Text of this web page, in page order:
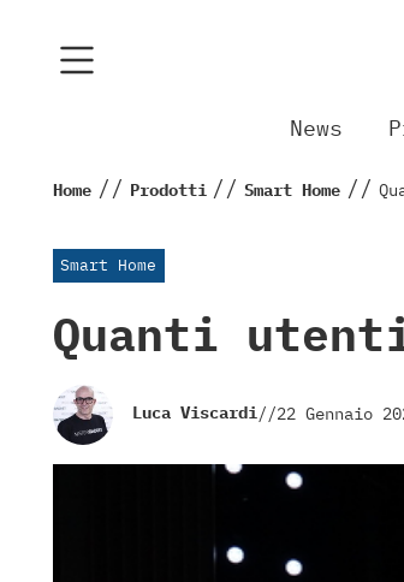
News
Home // Prodotti // Smart Home //
Smart Home
Quanti
Luca Viscardi//22 Gennaio